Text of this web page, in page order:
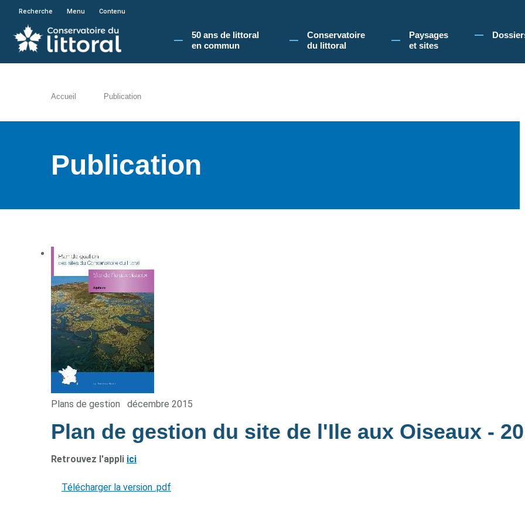
En poursuivant votre navigation sur le site du Conservatoire du littoral, vous acceptez l'utilisation de cookies pour vous
Recherche Menu Contenu
50 ans de littoral
en commun​
Conservatoire
du littoral
Paysages
et sites
Accueil Publication
Publication
Plans de gestion décembre 2015
Plan de gestion du site de l'Ile aux Oiseaux -
Retrouvez l'appli ici
Télécharger la version .pdf